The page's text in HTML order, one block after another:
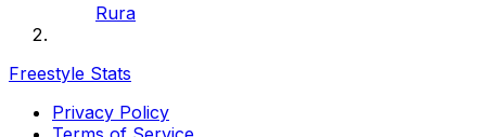
Rura
Freestyle Stats
Privacy Policy